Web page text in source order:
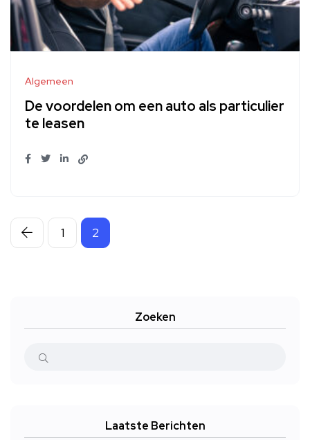
Algemeen
De voordelen om een auto als particulier
te leasen
1 2
Zoeken
Laatste Berichten